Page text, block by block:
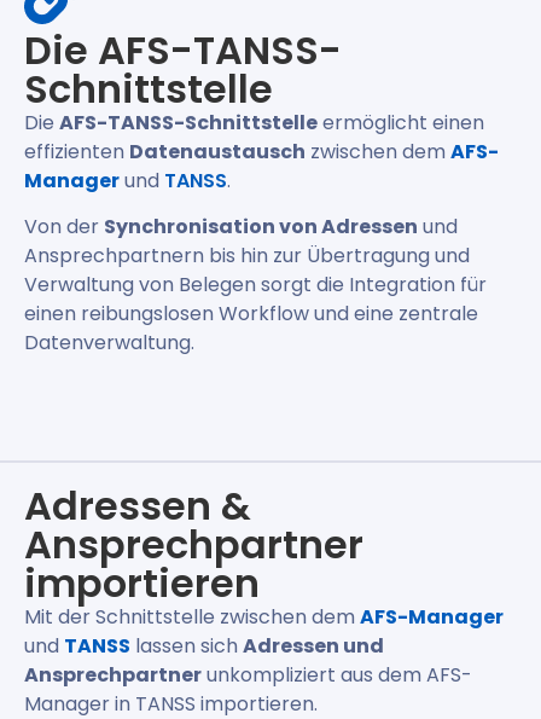
Die AFS-TANSS-
Schnittstelle
Die AFS-TANSS-Schnittstelleermöglicht einen
effizienten Datenaustausch zwischen demAFS-
Managerund TANSS.
Von der Synchronisation von Adressen und
Ansprechpartnern bis hin zur Übertragung und
Verwaltung von Belegen sorgt die Integration für
einen reibungslosen Workflow und eine zentrale
Datenverwaltung.
Adressen &
Ansprechpartner
importieren
Mit der Schnittstelle zwischen demAFS-Manager
und TANSS lassen sichAdressen und
Ansprechpartnerunkompliziert aus dem AFS-
Manager in TANSS importieren.